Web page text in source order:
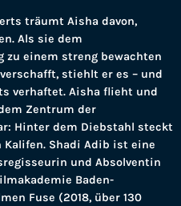
träumt Aisha davon,
Als sie dem
zu einem streng bewachten
stiehlt er es – und
verhaftet. Aisha flieht und
Zentrum der
Hinter dem Diebstahl steckt
Shadi Adib ist eine
und Absolventin
Baden-
Fuse (2018, über 130